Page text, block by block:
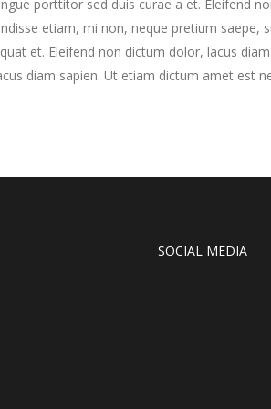
porttitor sed duis curae a et. Eleifend
etiam, mi non, neque pretium
et. Eleifend non dictum dolor, lacus
diam sapien. Ut etiam dictum amet est
SOCIAL MEDIA